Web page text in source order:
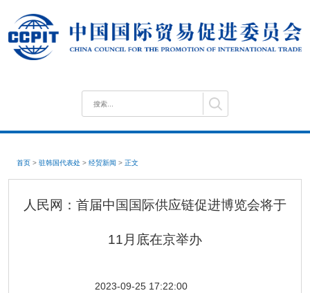
首页 > 驻韩国代表处 > 经贸新闻 > 正文
人民网：首届中国国际供应链促进博览会将于
11月底在京举办
2023-09-25 17:22:00